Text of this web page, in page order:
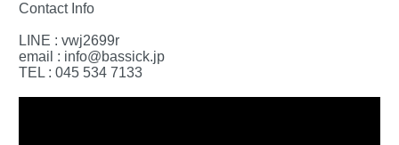
Contact Info
LINE : vwj2699r
email : info@bassick.jp
TEL : 045 534 7133